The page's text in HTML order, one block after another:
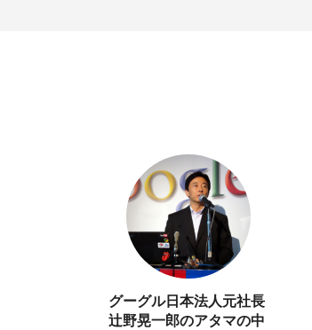
グーグル日本法人元社長
辻野晃一郎のアタマの中